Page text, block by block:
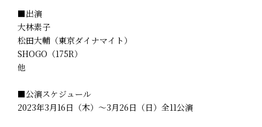
■出演
大林素子
松田大輔（東京ダイナマイト）
SHOGO（175R）
他
■公演スケジュール
2023年3月16日（木）～3月26日（日）全11公演